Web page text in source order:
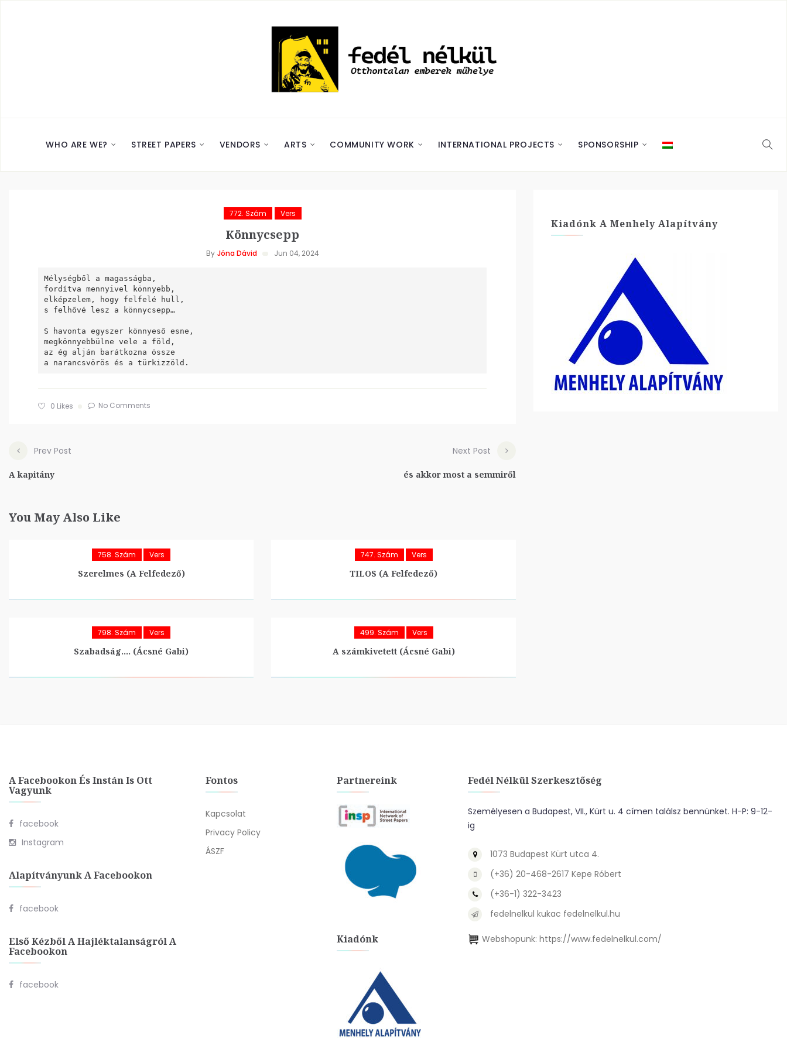
WHO ARE WE? STREET PAPERS VENDORS ARTS COMMUNITY WORK INTERNATIONAL PROJECTS SPONSORSHIP
772. Szám Vers
Könnycsepp
By Jóna Dávid Jun 04, 2024
Mélységből a magasságba,
fordítva mennyivel könnyebb,
elképzelem, hogy felfelé hull,
s felhővé lesz a könnycsepp…
S havonta egyszer könnyeső esne,
megkönnyebbülne vele a föld,
az ég alján barátkozna össze
0 Likes No Comments
Prev Post
A kapitány
Next Post
és akkor most a semmiről
You May Also Like
758. Szám Vers
Szerelmes (A Felfedező)
747. Szám Vers
TILOS (A Felfedező)
798. Szám Vers
Szabadság…. (Ácsné Gabi)
499. Szám Vers
A számkivetett (Ácsné Gabi)
Kiadónk A Menhely Alapítvány
A Facebookon És Instán Is Ott
Vagyunk
facebook
Instagram
Alapítványunk A Facebookon
facebook
Első Kézből A Hajléktalanságról A
Facebookon
facebook
Fontos
Kapcsolat
Privacy Policy
ÁSZF
Partnereink
Kiadónk
Fedél Nélkül Szerkesztőség
Személyesen a Budapest, VII., Kürt u. 4 címen találsz bennünket. H-P: 9-12-
ig
1073 Budapest Kürt utca 4.
(+36) 20-468-2617 Kepe Róbert
(+36-1) 322-3423
fedelnelkul kukac fedelnelkul.hu
Webshopunk: https://www.fedelnelkul.com/